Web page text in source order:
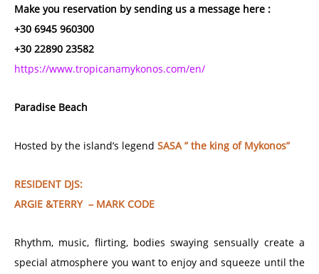
Make you reservation by sending us a message here :
+30 6945 960300
+30 22890 23582
https://www.tropicanamykonos.com/en/
Paradise Beach
Hosted by the island’s legend SASA ” the king of Mykonos”
RESIDENT DJS:
ARGIE &TERRY – MARK CODE
Rhythm, music, flirting, bodies swaying sensually create a
special atmosphere you want to enjoy and squeeze until the